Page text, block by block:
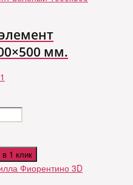
мм.
в 1 клик